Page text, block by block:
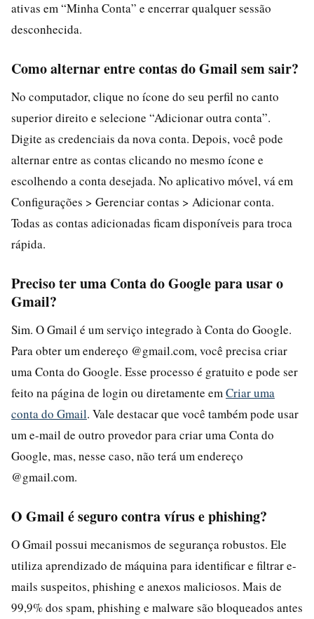
ativas em “Minha Conta” e encerrar qualquer sessão
desconhecida.
Como alternar entre contas do Gmail sem sair?
No computador, clique no ícone do seu perfil no canto
superior direito e selecione “Adicionar outra conta”.
Digite as credenciais da nova conta. Depois, você pode
alternar entre as contas clicando no mesmo ícone e
escolhendo a conta desejada. No aplicativo móvel, vá em
Configurações > Gerenciar contas > Adicionar conta.
Todas as contas adicionadas ficam disponíveis para troca
rápida.
Preciso ter uma Conta do Google para usar o
Gmail?
Sim. O Gmail é um serviço integrado à Conta do Google.
Para obter um endereço @gmail.com, você precisa criar
uma Conta do Google. Esse processo é gratuito e pode ser
feito na página de login ou diretamente em Criar uma
conta do Gmail. Vale destacar que você também pode usar
um e-mail de outro provedor para criar uma Conta do
Google, mas, nesse caso, não terá um endereço
@gmail.com.
O Gmail é seguro contra vírus e phishing?
O Gmail possui mecanismos de segurança robustos. Ele
utiliza aprendizado de máquina para identificar e filtrar e-
mails suspeitos, phishing e anexos maliciosos. Mais de
99,9% dos spam, phishing e malware são bloqueados antes